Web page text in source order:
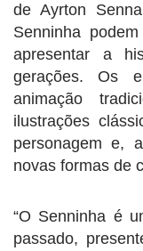
de Ayrton
Senninha
apresentar a
gerações. Os
animação
ilustrações
personagem e,
novas formas de
“O Senninha é
passado,